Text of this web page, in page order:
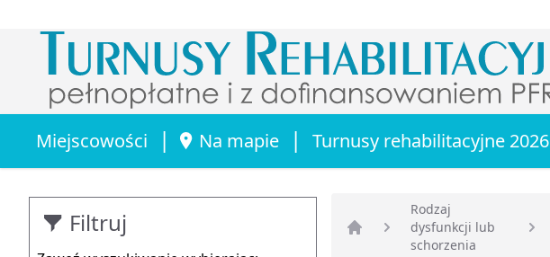
Miejscowości | Na mapie | Turnusy rehabilitacyjne 2026
Filtruj
Strona główna
Rodzaj
dysfunkcji lub
schorzenia